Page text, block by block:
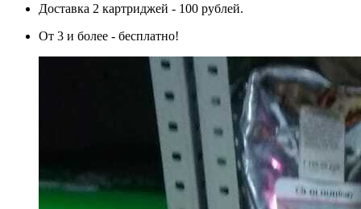
Доставка 2 картриджей - 100 рублей.
От 3 и более - бесплатно!